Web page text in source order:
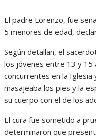
El padre Lorenzo, fue
5 menores de edad,
Según detallan, el
los jóvenes entre 13 y 15
concurrentes en la Iglesia
masajeaba los pies y la
su cuerpo con el de los
El cura fue sometido a
determinaron que